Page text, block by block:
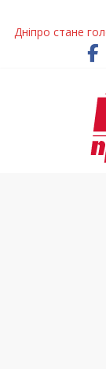
Дніпро стане
ініціатив України
Засинання
У Тернівці
На